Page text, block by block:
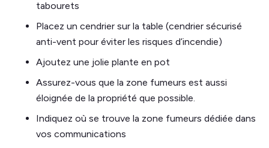
tabourets
Placez un cendrier sur la table (cendrier sécurisé
anti-vent pour éviter les risques d’incendie)
Ajoutez une jolie plante en pot
Assurez-vous que la zone fumeurs est aussi
éloignée de la propriété que possible.
Indiquez où se trouve la zone fumeurs dédiée dans
vos communications